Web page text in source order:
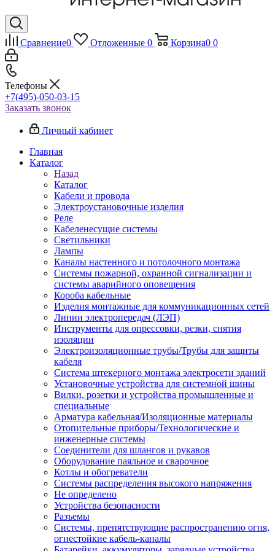
Сравнение0 Отложенные 0 Корзина0 0
Телефоны
+7(495)-050-03-15
Заказать звонок
Личный кабинет
Главная
Каталог
Назад
Каталог
Кабели и провода
Электроустановочные изделия
Реле
Кабеленесущие системы
Светильники
Лампы
Каналы настенного и потолочного монтажа
Системы пожарной, охранной сигнализации и
системы аварийного оповещения
Короба кабельные
Изделия монтажные для коммуникационных сетей
Линии электропередач (ЛЭП)
Инструменты для опрессовки, резки, снятия
изоляции
Электроизоляционные трубы/Трубы для защиты
кабеля
Система штекерного монтажа электросети зданий
Установочные устройства для системной шины
Вилки, розетки и устройства промышленные и
специальные
Арматура кабельная/Изоляционные материалы
Отопительные приборы/Технологические и
инженерные системы
Соединители для шлангов и рукавов
Оборудование паяльное и сварочное
Котлы и обогреватели
Системы распределения высокого напряжения
Не определено
Устройства безопасности
Разъемы
Системы, препятствующие распространению огня,
огнестойкие кабель-каналы